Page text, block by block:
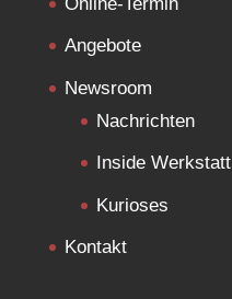
Angebote
Newsroom
Nachrichten
Inside Werkstatt
Kurioses
Kontakt